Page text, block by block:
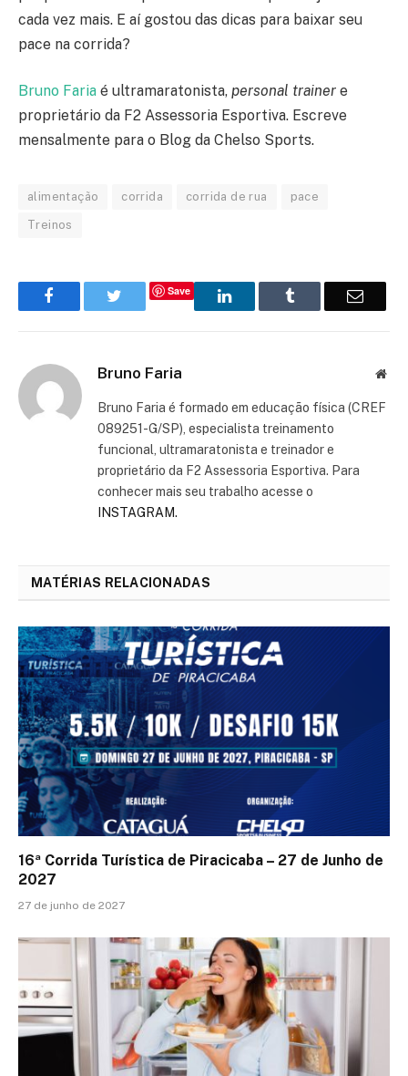
cada vez mais. E aí gostou das dicas para baixar seu
pace na corrida?
Bruno Faria é ultramaratonista, personal trainer e
proprietário da F2 Assessoria Esportiva. Escreve
mensalmente para o Blog da Chelso Sports.
alimentação corrida corrida de rua pace
Treinos
Facebook TwitterSave LinkedIn Tumblr Email
Bruno Faria
Bruno Faria é formado em educação física (CREF
089251-G/SP), especialista treinamento
funcional, ultramaratonista e treinador e
proprietário da F2 Assessoria Esportiva. Para
conhecer mais seu trabalho acesse o
INSTAGRAM.
MATÉRIAS RELACIONADAS
16ª Corrida Turística de Piracicaba – 27 de Junho de
2027
27 de junho de 2027